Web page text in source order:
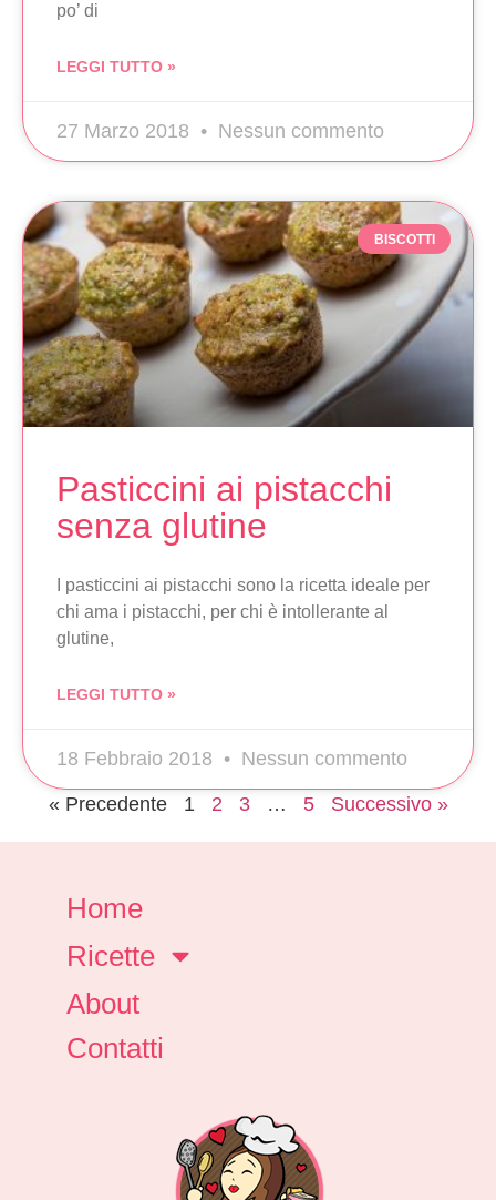
po’ di
LEGGI TUTTO »
27 Marzo 2018 Nessun commento
BISCOTTI
Pasticcini ai pistacchi
senza glutine
I pasticcini ai pistacchi sono la ricetta ideale per
chi ama i pistacchi, per chi è intollerante al
glutine,
LEGGI TUTTO »
18 Febbraio 2018 Nessun commento
« Precedente 1 2 3 … 5 Successivo »
Home
Ricette
About
Contatti